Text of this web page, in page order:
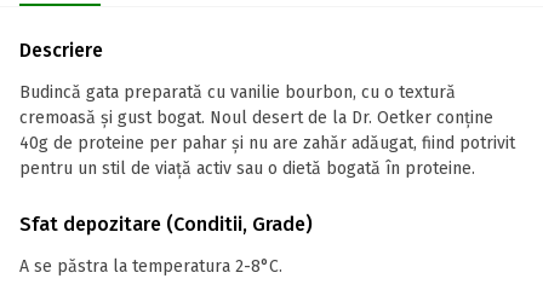
Descriere
Budincă gata preparată cu vanilie bourbon, cu o textură
cremoasă și gust bogat. Noul desert de la Dr. Oetker conține
40g de proteine per pahar și nu are zahăr adăugat, fiind potrivit
pentru un stil de viață activ sau o dietă bogată în proteine.
Sfat depozitare (Conditii, Grade)
A se păstra la temperatura 2-8°C.